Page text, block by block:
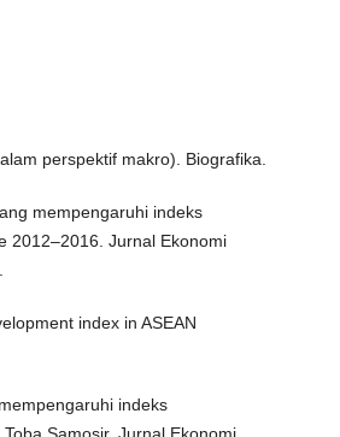
perspektif makro). Biografika.
mempengaruhi indeks
2012–2016. Jurnal Ekonomi
index in ASEAN
indeks